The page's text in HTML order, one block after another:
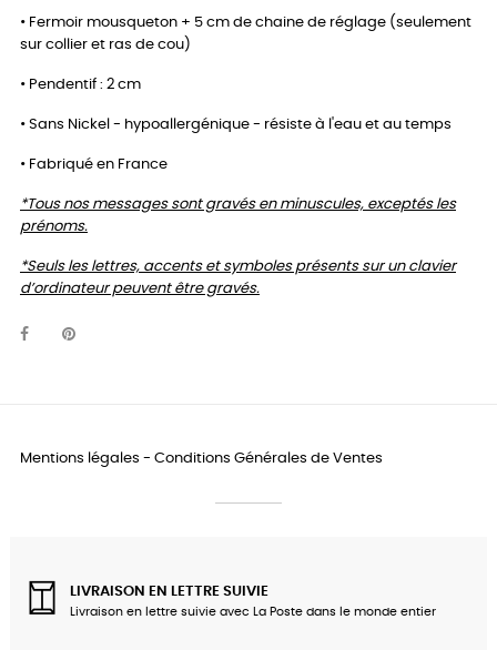
• Fermoir mousqueton + 5 cm de chaine de réglage (seulement
sur collier et ras de cou)
• Pendentif : 2 cm
• Sans Nickel - hypoallergénique - résiste à l'eau et au temps
• Fabriqué en France
*Tous nos messages sont gravés en minuscules, exceptés les
prénoms.
*Seuls les lettres, accents et symboles présents sur un clavier
d’ordinateur peuvent être gravés.
Mentions légales - Conditions Générales de Ventes
LIVRAISON EN LETTRE SUIVIE
Livraison en lettre suivie avec La Poste dans le monde entier